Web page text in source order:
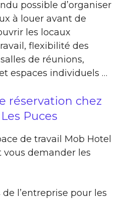
possible d’organiser
à louer avant de
les locaux
flexibilité des
de réunions,
espaces individuels …
réservation chez
Puces
de travail Mob Hotel
vous demander les
de l’entreprise pour les